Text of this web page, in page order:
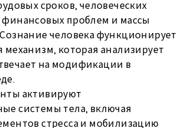
сроков, человеческих
финансовых проблем и массы
человека функционирует
механизм, которая анализирует
на модификации в
активируют
системы тела, включая
стресса и мобилизацию